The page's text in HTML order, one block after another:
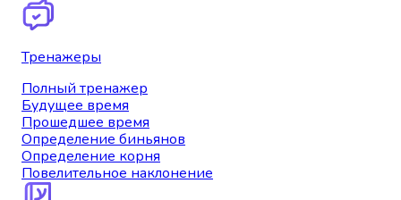
Тренажеры
Полный тренажер
Будущее время
Прошедшее время
Определение биньянов
Определение корня
Повелительное наклонение